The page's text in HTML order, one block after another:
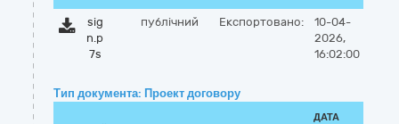
sig
n.p
7s
публічний Експортовано:
10-04-
2026,
16:02:00
Тип документа: Проект договору
ДАТА